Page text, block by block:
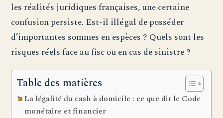
les réalités juridiques françaises, une certaine
confusion persiste. Est-il illégal de posséder
d’importantes sommes en espèces ? Quels sont les
risques réels face au fisc ou en cas de sinistre ?
Table des matières
La légalité du cash à domicile : ce que dit le Code
monétaire et financier